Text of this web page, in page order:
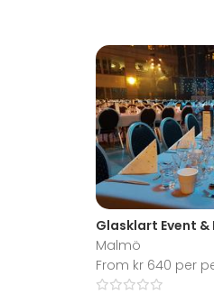
Malmö
From kr 640 per